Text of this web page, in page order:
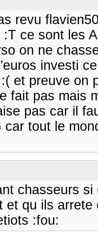
revu
ce sont les
on ne
investi
et preuve on
fait pas mais
pas car il
tout le
chasseurs
et qu ils
:fou: